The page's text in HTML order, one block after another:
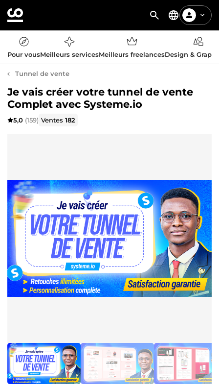
Pour vousMeilleurs servicesMeilleurs freelancesDesign &
Tunnel de vente
Je vais créer votre tunnel de vente
Complet avec Systeme.io
5,0 (159) Ventes182